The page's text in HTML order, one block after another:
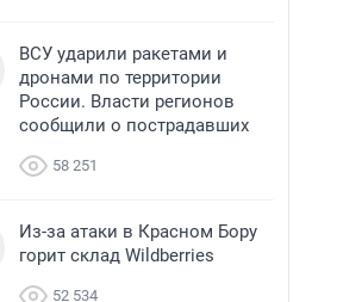
ВСУ ударили ракетами и
дронами по территории
России. Власти регионов
сообщили о пострадавших
58 251
Из-за атаки в Красном Бору
горит склад Wildberries
52 534